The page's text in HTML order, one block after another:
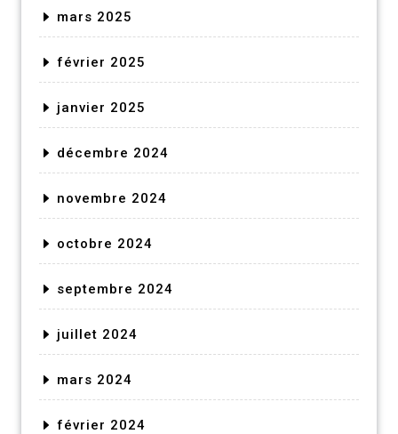
mars 2025
février 2025
janvier 2025
décembre 2024
novembre 2024
octobre 2024
septembre 2024
juillet 2024
mars 2024
février 2024